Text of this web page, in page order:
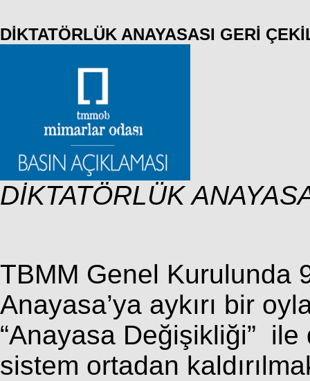
DİKTATÖRLÜK ANAYASASI GERİ
DİKTATÖRLÜK
TBMM Genel Kurulunda
Anayasa’ya aykırı bir
“Anayasa Değişikliği”
sistem ortadan